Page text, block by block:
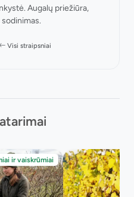
Augalų priežiūra,
Visi straipsniai
ir vaiskrūmiai